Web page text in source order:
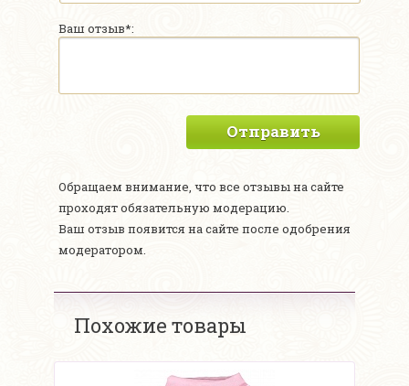
Ваш отзыв*:
Отправить
Обращаем внимание, что все отзывы на сайте
проходят обязательную модерацию.
Ваш отзыв появится на сайте после одобрения
модератором.
Похожие товары